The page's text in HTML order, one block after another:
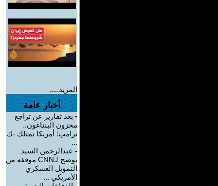
المزيد.....
أخبار عامة
- بعد تقارير عن تراجع
مخزون البنتاغون..
ترامب: أمريكا تمتلك -ك
...
- عبدالرحمن السيد
يوضح لـCNN موقفه من
التمويل العسكري
الأمريكي ...